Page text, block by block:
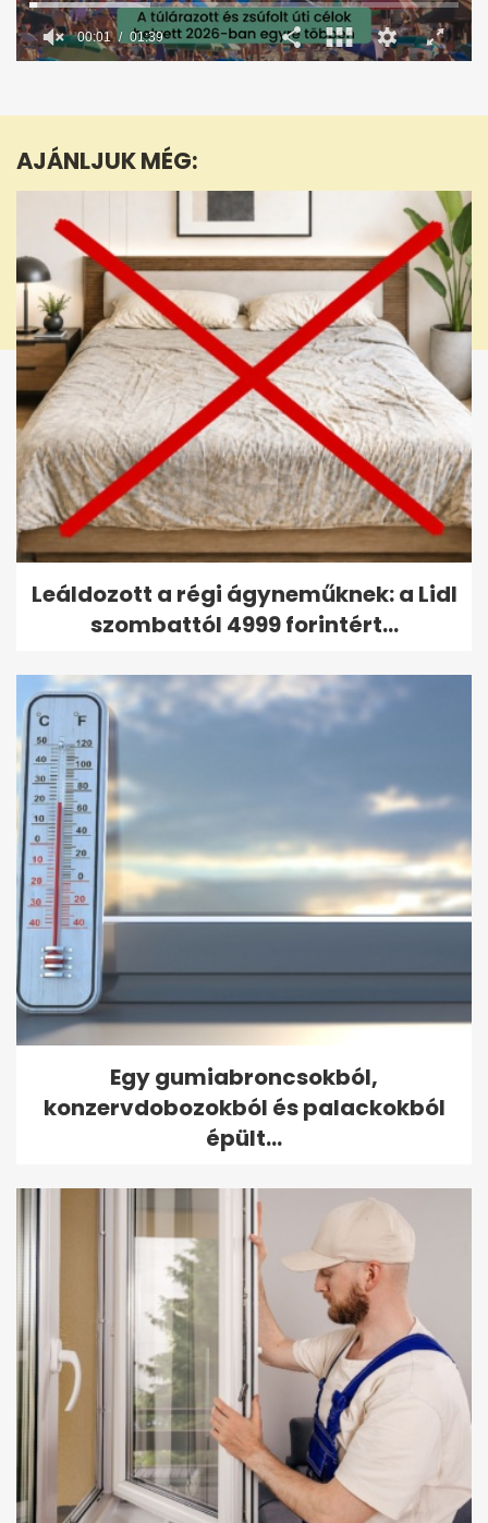
1
39
seconds
00:02 01:39
AJÁNLJUK MÉG:
Leáldozott a régi ágyneműknek: a Lidl
szombattól 4999 forintért...
Egy gumiabroncsokból,
konzervdobozokból és palackokból
épült...